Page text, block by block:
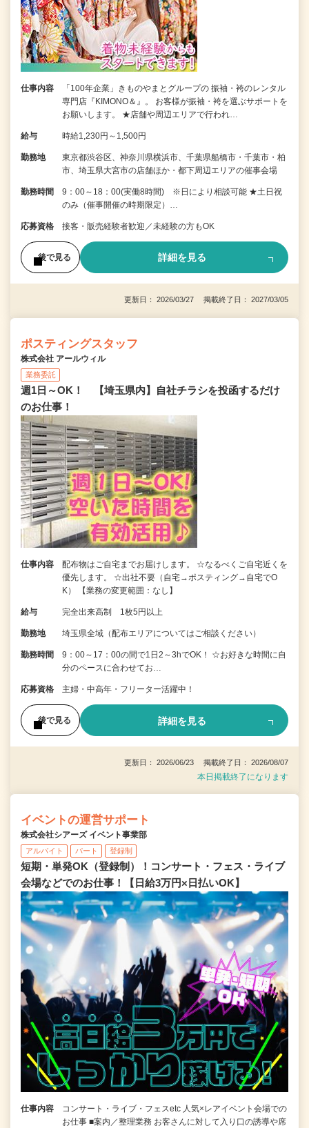
仕事内容
「100年企業」きものやまとグループの 振袖・袴のレンタル
専門店『KIMONO＆』。 お客様が振袖・袴を選ぶサポートを
お願いします。 ★店舗や周辺エリアで行われ…
給与 時給1,230円～1,500円
勤務地
東京都渋谷区、神奈川県横浜市、千葉県船橋市・千葉市・柏
市、埼玉県大宮市の店舗ほか・都下周辺エリアの催事会場
勤務時間
9：00～18：00(実働8時間) ※日により相談可能 ★土日祝
のみ（催事開催の時期限定）…
応募資格 接客・販売経験者歓迎／未経験の方もOK
後で見る 詳細を見る
更新日： 2026/03/27 掲載終了日： 2027/03/05
ポスティングスタッフ
株式会社 アールウィル
業務委託
週1日～OK！ 【埼玉県内】自社チラシを投函するだけ
のお仕事！
仕事内容
配布物はご自宅までお届けします。 ☆なるべくご自宅近くを
優先します。 ☆出社不要（自宅→ポスティング→自宅でO
K） 【業務の変更範囲：なし】
給与 完全出来高制 1枚5円以上
勤務地 埼玉県全域（配布エリアについてはご相談ください）
勤務時間
9：00～17：00の間で1日2～3hでOK！ ☆お好きな時間に自
分のペースに合わせてお…
応募資格 主婦・中高年・フリーター活躍中！
後で見る 詳細を見る
更新日： 2026/06/23 掲載終了日： 2026/08/07
本日掲載終了になります
イベントの運営サポート
株式会社シアーズ イベント事業部
アルバイト パート 登録制
短期・単発OK（登録制）！コンサート・フェス・ライブ
会場などでのお仕事！【日給3万円×日払いOK】
仕事内容
コンサート・ライブ・フェスetc 人気×レアイベント会場での
お仕事 ■案内／整理業務 お客さんに対して入り口の誘導や席